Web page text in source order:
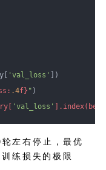
'val_loss'
])
.4f} " )
'val_loss'
左右停止，最优
练损失的极限